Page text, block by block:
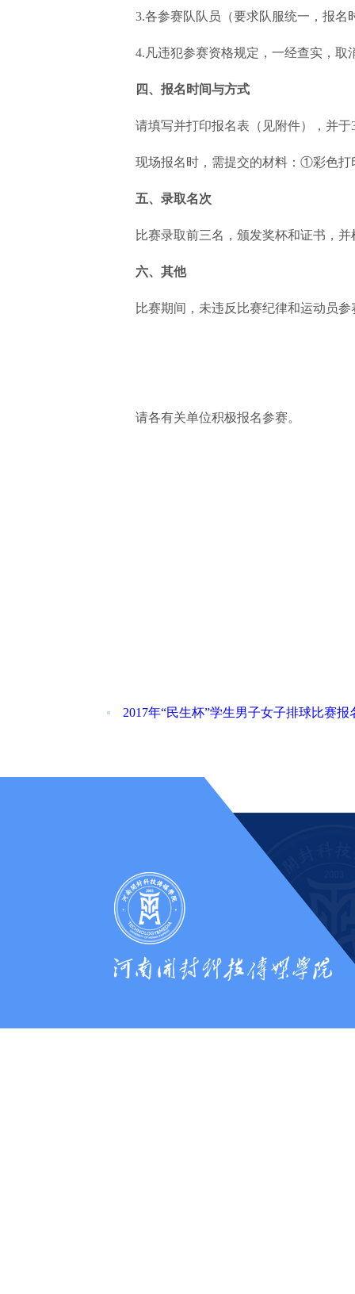
3.各参赛队队员（要求队服统一，报
4.凡违犯参赛资格规定，一经查实，
四、报名时间与方式
请填写并打印报名表（见附件），并
现场报名时，需提交的材料：①彩色
五、录取名次
比赛录取前三名，颁发奖杯和证书，
六、其他
比赛期间，未违反比赛纪律和运动员
请各有关单位积极报名参赛。
2017年“民生杯”学生男子女子排球比赛报